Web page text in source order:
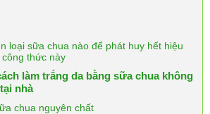
loại sữa chua nào để phát huy hết hiệu
thức này
làm trắng da bằng sữa chua không
nhà
chua nguyên chất